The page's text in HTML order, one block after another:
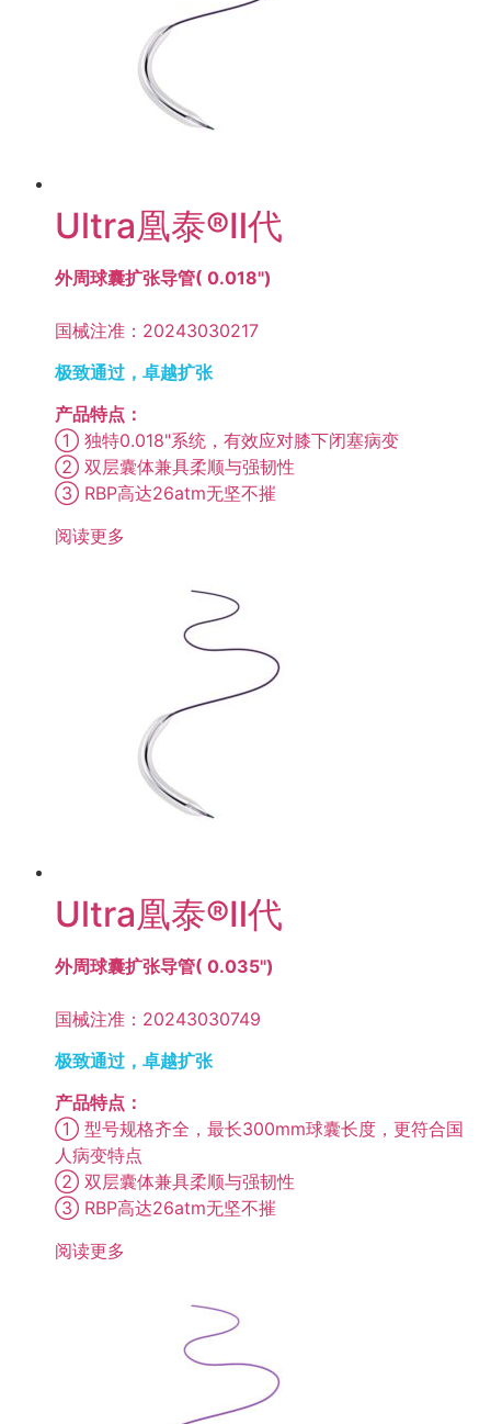
Ultra凰泰®Ⅱ代
外周球囊扩张导管( 0.018")
国械注准：20243030217
极致通过，卓越扩张
产品特点：
① 独特0.018"系统，有效应对膝下闭塞病变
② 双层囊体兼具柔顺与强韧性
③ RBP高达26atm无坚不摧
阅读更多
Ultra凰泰®Ⅱ代
外周球囊扩张导管( 0.035")
国械注准：20243030749
极致通过，卓越扩张
产品特点：
① 型号规格齐全，最长300mm球囊长度，更符合国
人病变特点
② 双层囊体兼具柔顺与强韧性
③ RBP高达26atm无坚不摧
阅读更多